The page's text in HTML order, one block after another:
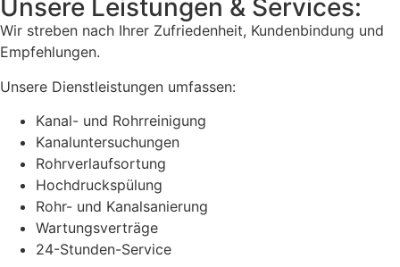
Unsere Leistungen & Services:
Wir streben nach Ihrer Zufriedenheit, Kundenbindung und
Empfehlungen.
Unsere Dienstleistungen umfassen:
Kanal- und Rohrreinigung
Kanaluntersuchungen
Rohrverlaufsortung
Hochdruckspülung
Rohr- und Kanalsanierung
Wartungsverträge
24-Stunden-Service